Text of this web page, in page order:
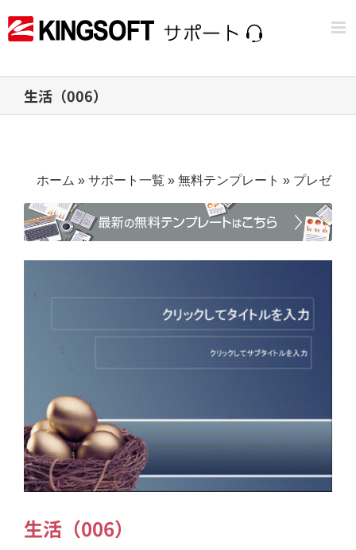
to
生活（006）
ホーム » サポート一覧 » 無料テンプレート » プレゼン
生活（006）